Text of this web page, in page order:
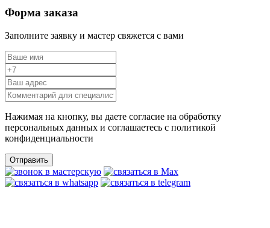
Форма заказа
Заполните заявку и мастер свяжется с вами
Нажимая на кнопку, вы даете согласие на обработку
персональных данных и соглашаетесь c политикой
конфиденциальности
Отправить